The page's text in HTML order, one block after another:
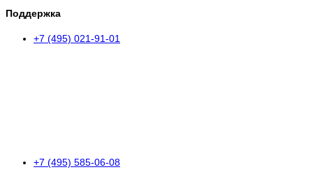
Поддержка
+7 (495) 021-91-01
+7 (495) 585-06-08